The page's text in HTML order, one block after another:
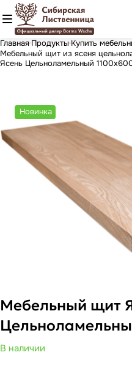
Главная Продукты Купить
Мебельный щит из ясеня
Ясень Цельноламельный
Новинка
Мебельный щит
В наличии